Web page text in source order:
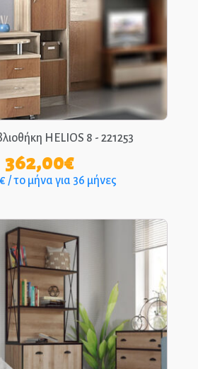
HELIOS 8 - 221253
362,00€
/ το μήνα για 36 μήνες